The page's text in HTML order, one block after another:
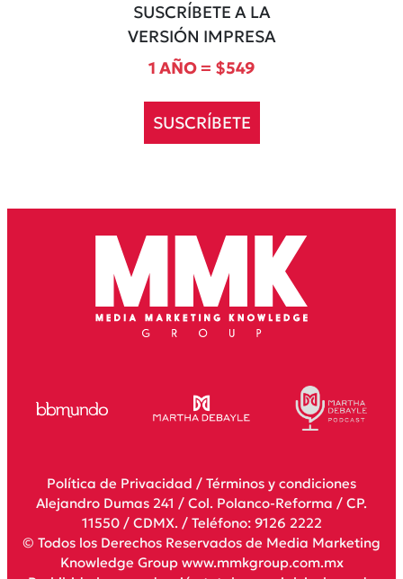
SUSCRÍBETE A LA
VERSIÓN IMPRESA
1 AÑO = $549
SUSCRÍBETE
Política de Privacidad / Términos y condiciones
Alejandro Dumas 241 / Col. Polanco-Reforma / CP.
11550 / CDMX. / Teléfono: 9126 2222
© Todos los Derechos Reservados de Media Marketing
Knowledge Group www.mmkgroup.com.mx